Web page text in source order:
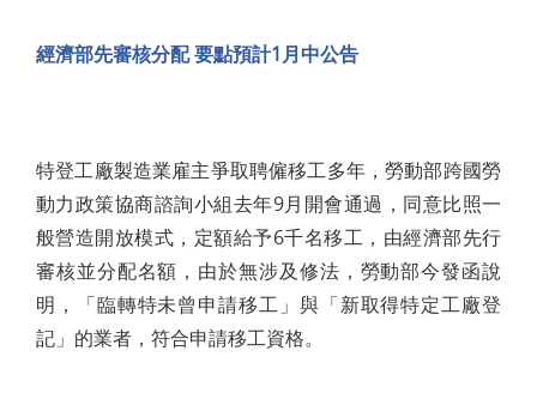
經濟部先審核分配 要點預計1月中公告
特登工廠製造業雇主爭取聘僱移工多年，勞動部跨國勞
動力政策協商諮詢小組去年9月開會通過，同意比照一
般營造開放模式，定額給予6千名移工，由經濟部先行
審核並分配名額，由於無涉及修法，勞動部今發函說
明，「臨轉特未曾申請移工」與「新取得特定工廠登
記」的業者，符合申請移工資格。